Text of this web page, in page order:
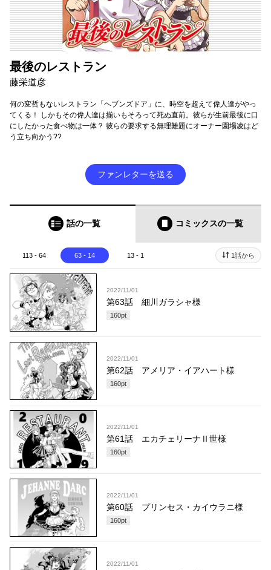
最後のレストラン
藤栄道彦
何の変哲もないレストラン「ヘブンズドア」に、時空を超えて偉人達がやっ
てくる！ しかもその偉人達は揃いもそろって死ぬ直前。彼らが生前最後に口
にしたかった食べ物は一体？ 彼らの要求する無理難題にオーナー園場凌はど
う立ち向かう??
ファンレターを送る
話の一覧 コミックスの一覧
113 - 64 63 - 14 13 - 1 1話から
2022/11/01
第63話 細川ガラシャ様
160pt
2022/11/01
第62話 アメリア・イアハート様
160pt
2022/11/01
第61話 エカチェリーナⅡ世様
160pt
2022/11/01
第60話 プリンセス・カイウラニ様
160pt
2022/11/01